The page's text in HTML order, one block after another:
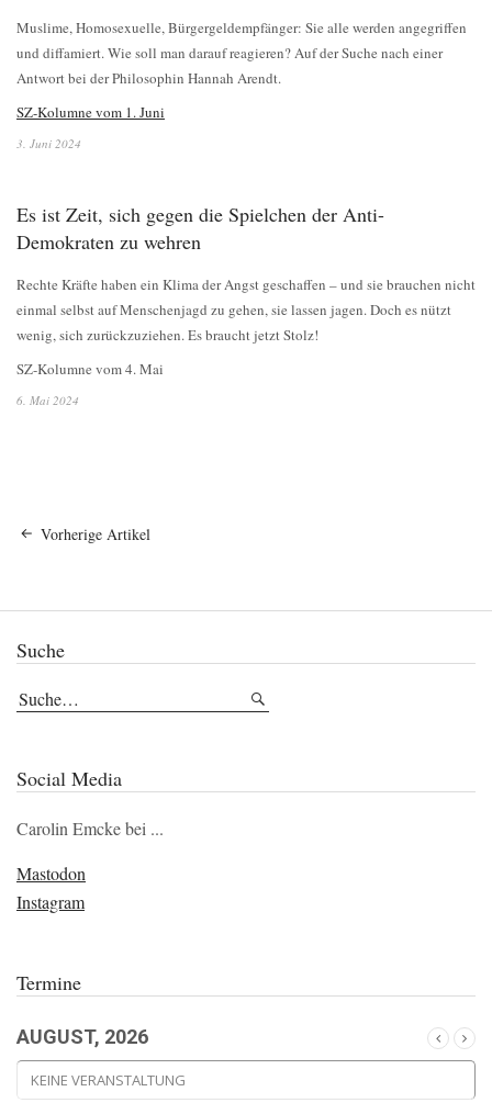
Muslime, Homosexuelle, Bürgergeldempfänger: Sie alle werden angegriffen
und diffamiert. Wie soll man darauf reagieren? Auf der Suche nach einer
Antwort bei der Philosophin Hannah Arendt.
SZ-Kolumne vom 1. Juni
3. Juni 2024
Es ist Zeit, sich gegen die Spielchen der Anti-
Demokraten zu wehren
Rechte Kräfte haben ein Klima der Angst geschaffen – und sie brauchen nicht
einmal selbst auf Menschenjagd zu gehen, sie lassen jagen. Doch es nützt
wenig, sich zurückzuziehen. Es braucht jetzt Stolz!
SZ-Kolumne vom 4. Mai
6. Mai 2024
Vorherige Artikel
Suche
Social Media
Carolin Emcke bei ...
Mastodon
Instagram
Termine
AUGUST, 2026
KEINE VERANSTALTUNG